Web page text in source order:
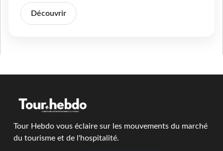
Découvrir
Tour Hebdo vous éclaire sur les mouvements du marché
du tourisme et de l'hospitalité.